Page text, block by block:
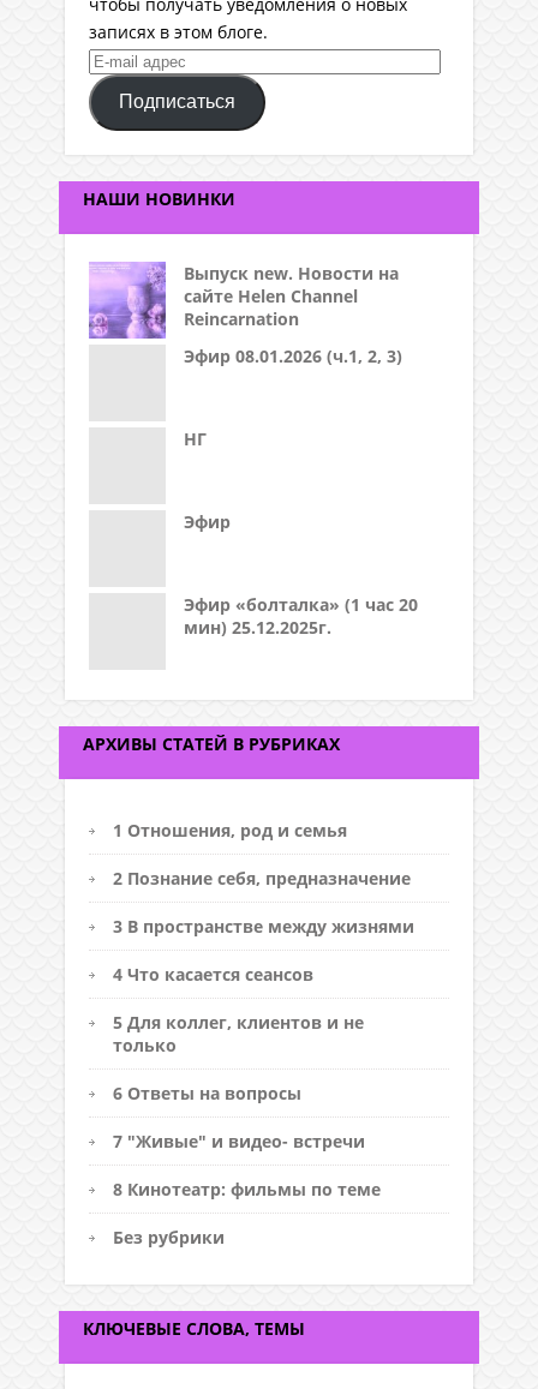
записях в этом блоге.
E-
mail
адрес
Подписаться
НАШИ НОВИНКИ
Выпуск new. Новости на
сайте Helen Channel
Reincarnation
Эфир 08.01.2026 (ч.1, 2, 3)
НГ
Эфир
Эфир «болталка» (1 час 20
мин) 25.12.2025г.
АРХИВЫ СТАТЕЙ В РУБРИКАХ
1 Отношения, род и семья
2 Познание себя, предназначение
3 В пространстве между жизнями
4 Что касается сеансов
5 Для коллег, клиентов и не
только
6 Ответы на вопросы
7 "Живые" и видео- встречи
8 Кинотеатр: фильмы по теме
Без рубрики
КЛЮЧЕВЫЕ СЛОВА, ТЕМЫ